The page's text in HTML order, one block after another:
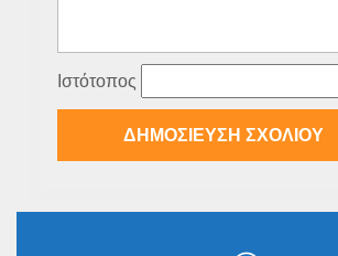
Ιστότοπος